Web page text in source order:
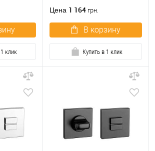
клик
Цена 1 164 грн.
В корзину
Купить в 1 клик